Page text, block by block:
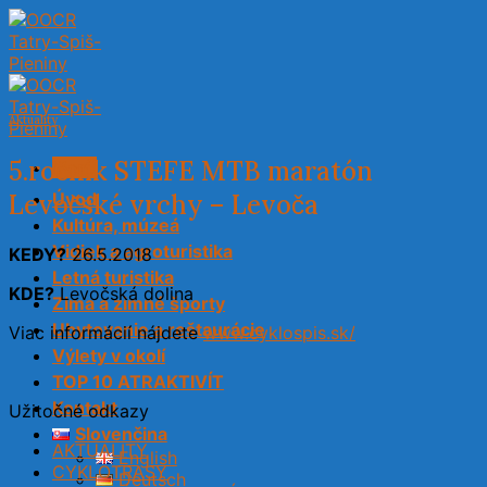
Skip
to
content
Úvod
Kultúra, múzeá
Vidiek a agroturistika
Letná turistika
Zima a zimné športy
Ubytovanie a reštaurácie
Výlety v okolí
TOP 10 ATRAKTIVÍT
Kontakt
Slovenčina
English
Deutsch
Aktuality
5.ročník STEFE MTB maratón
Levočské vrchy – Levoča
KEDY?26.5.2018
KDE?Levočská dolina
Viac informácií nájdetewww.cyklospis.sk/
Užitočné odkazy
AKTUALITY
CYKLOTRASY